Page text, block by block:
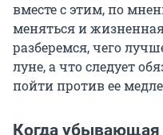
вместе с этим, по
меняться и
разберемся, чего
луне, а что следует
пойти против ее
Когда убывающая